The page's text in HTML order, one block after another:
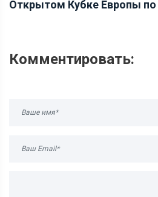
Открытом Кубке Европы
Комментировать: